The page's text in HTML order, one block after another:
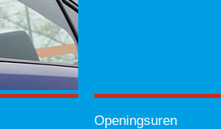
Openingsuren